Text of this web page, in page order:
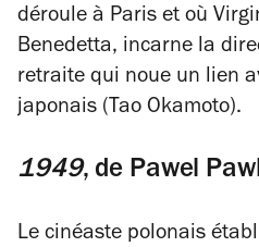
déroule à Paris et où
Benedetta, incarne la
retraite qui noue un lien
japonais (Tao Okamoto).
1949, de Pawel
Le cinéaste polonais